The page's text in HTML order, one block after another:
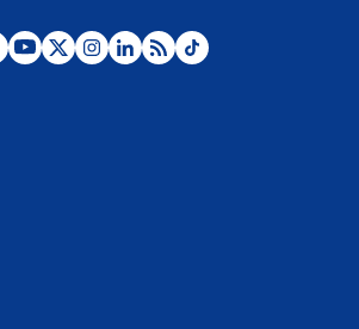
¿La posesión de Abelardo De la